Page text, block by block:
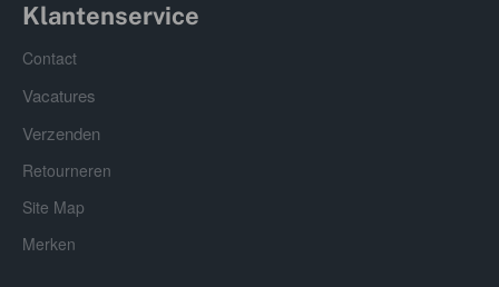
Ruw eiwit minimaal 21%, ruw vet minimaal 4,5%, ruwe
celstof maximaal 8%, vocht maximaal 6%, as maximaal
Klantenservice
Contact
Vacatures
Verzenden
Retourneren
Site Map
Merken